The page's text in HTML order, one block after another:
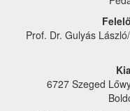
Prof. Dr. Gulyás
6727 Szeged